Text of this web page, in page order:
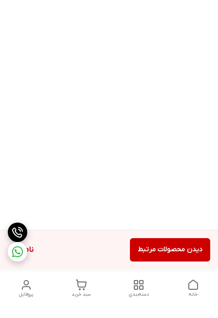
ناموجود دیدن محصولات مرتبط
پروفایل سبد خرید دسته‌بندی خانه